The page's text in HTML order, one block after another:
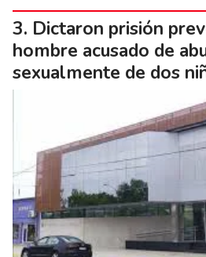
Dictaron prisión
hombre acusado de
sexualmente de dos